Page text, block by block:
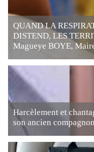
QUAND LA
DISTEND, LES
Magueye BOYE,
Harcèlement et
son ancien compagnon